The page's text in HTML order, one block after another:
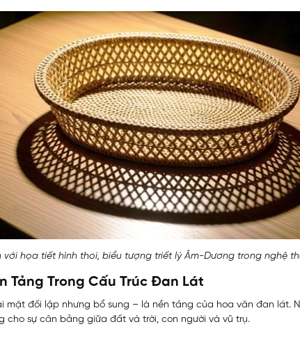
với họa tiết hình thoi, biểu tượng triết lý Âm-Dương trong nghệ
Tảng Trong Cấu Trúc Đan Lát
mặt đối lập nhưng bổ sung – là nền tảng của hoa văn đan lát.
cho sự cân bằng giữa đất và trời, con người và vũ trụ.